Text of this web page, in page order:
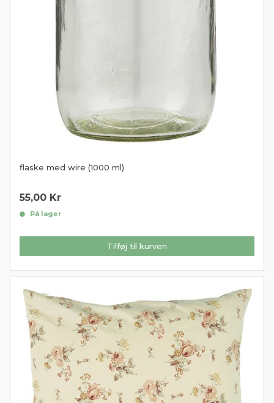
flaske med wire (1000 ml)
55,00 Kr
På lager
Tilføj til kurven